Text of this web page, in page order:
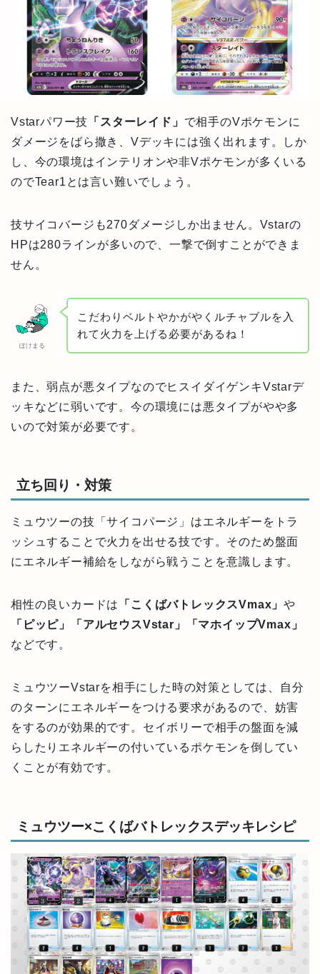
Vstarパワー技 「スターレイド」 で相手のVポケモンに
ダメージをばら撒き、Vデッキには強く出れます。しか
し、今の環境はインテリオンや非Vポケモンが多くいる
のでTear1とは言い難いでしょう。
技サイコバージも270ダメージしか出ません。Vstarの
HPは280ラインが多いので、一撃で倒すことができま
せん。
ぽけまる
こだわりベルトやかがやくルチャブルを入
れて火力を上げる必要があるね！
また、弱点が悪タイプなのでヒスイダイゲンキVstarデ
ッキなどに弱いです。今の環境には悪タイプがやや多
いので対策が必要です。
立ち回り・対策
ミュウツーの技「サイコパージ」はエネルギーをトラ
ッシュすることで火力を出せる技です。そのため盤面
にエネルギー補給をしながら戦うことを意識します。
相性の良いカードは 「こくばバトレックスVmax」や
「ピッピ」「アルセウスVstar」「マホイップVmax」
などです。
ミュウツーVstarを相手にした時の対策としては、自分
のターンにエネルギーをつける要求があるので、妨害
をするのが効果的です。セイボリーで相手の盤面を減
らしたりエネルギーの付いているポケモンを倒してい
くことが有効です。
ミュウツー×こくばバトレックスデッキレシピ